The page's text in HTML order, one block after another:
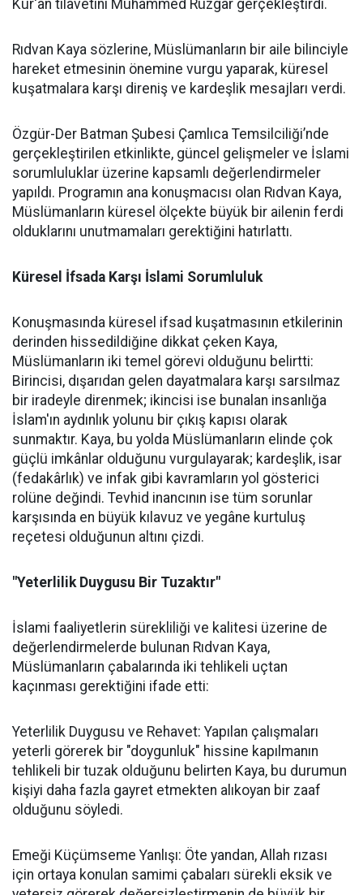
Kur'an tilavetini Muhammed Rüzgar gerçekleştirdi.
Rıdvan Kaya sözlerine, Müslümanların bir aile bilinciyle
hareket etmesinin önemine vurgu yaparak, küresel
kuşatmalara karşı direniş ve kardeşlik mesajları verdi.
Özgür-Der Batman Şubesi Çamlıca Temsilciliği’nde
gerçekleştirilen etkinlikte, güncel gelişmeler ve İslami
sorumluluklar üzerine kapsamlı değerlendirmeler
yapıldı. Programın ana konuşmacısı olan Rıdvan Kaya,
Müslümanların küresel ölçekte büyük bir ailenin ferdi
olduklarını unutmamaları gerektiğini hatırlattı.
Küresel İfsada Karşı İslami Sorumluluk
Konuşmasında küresel ifsad kuşatmasının etkilerinin
derinden hissedildiğine dikkat çeken Kaya,
Müslümanların iki temel görevi olduğunu belirtti:
Birincisi, dışarıdan gelen dayatmalara karşı sarsılmaz
bir iradeyle direnmek; ikincisi ise bunalan insanlığa
İslam'ın aydınlık yolunu bir çıkış kapısı olarak
sunmaktır. Kaya, bu yolda Müslümanların elinde çok
güçlü imkânlar olduğunu vurgulayarak; kardeşlik, isar
(fedakârlık) ve infak gibi kavramların yol gösterici
rolüne değindi. Tevhid inancının ise tüm sorunlar
karşısında en büyük kılavuz ve yegâne kurtuluş
reçetesi olduğunun altını çizdi.
"Yeterlilik Duygusu Bir Tuzaktır"
İslami faaliyetlerin sürekliliği ve kalitesi üzerine de
değerlendirmelerde bulunan Rıdvan Kaya,
Müslümanların çabalarında iki tehlikeli uçtan
kaçınması gerektiğini ifade etti:
Yeterlilik Duygusu ve Rehavet: Yapılan çalışmaları
yeterli görerek bir "doygunluk" hissine kapılmanın
tehlikeli bir tuzak olduğunu belirten Kaya, bu durumun
kişiyi daha fazla gayret etmekten alıkoyan bir zaaf
olduğunu söyledi.
Emeği Küçümseme Yanlışı: Öte yandan, Allah rızası
için ortaya konulan samimi çabaları sürekli eksik ve